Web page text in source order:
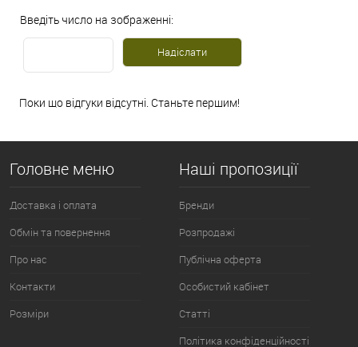
Введіть число на зображенні:
Поки що відгуки відсутні. Станьте першим!
Головне меню
Доставка і оплата
Обмін та повернення
Про нас
Контакти
Розміри
Наші пропозиції
Бренди
Розпродажі
Публічна оферта
Особистий кабінет
Статті
Політика конфіденційності